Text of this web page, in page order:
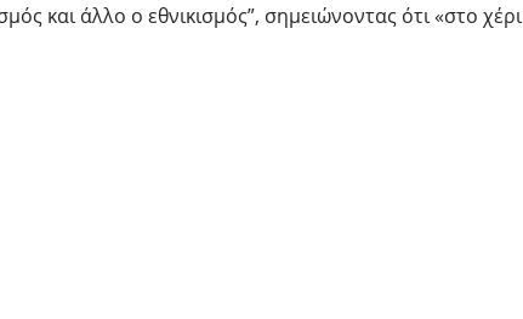
και άλλο ο εθνικισμός”, σημειώνοντας ότι «στο χέρι